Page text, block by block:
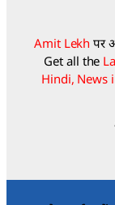
Amit Lekh पर
Get all the
Hindi, News